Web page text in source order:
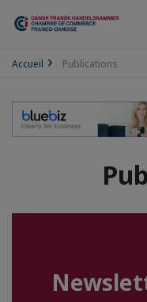
Accueil Publications